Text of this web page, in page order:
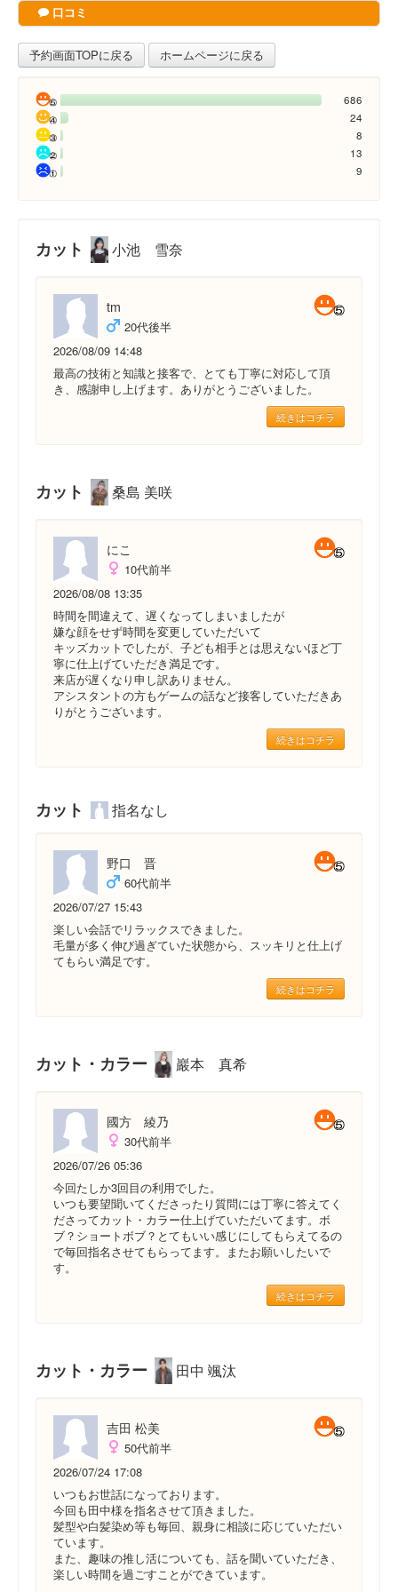
口コミ
予約画面TOPに戻る ホームページに戻る
686
24
8
13
9
カット 小池 雪奈
tm
20代後半
2026/08/09 14:48
最高の技術と知識と接客で、とても丁寧に対応して頂
き、感謝申し上げます。ありがとうございました。
続きはコチラ
カット 桑島 美咲
にこ
10代前半
2026/08/08 13:35
時間を間違えて、遅くなってしまいましたが
嫌な顔をせず時間を変更していただいて
キッズカットでしたが、子ども相手とは思えないほど丁
寧に仕上げていただき満足です。
来店が遅くなり申し訳ありません。
アシスタントの方もゲームの話など接客していただきあ
りがとうございます。
続きはコチラ
カット 指名なし
野口 晋
60代前半
2026/07/27 15:43
楽しい会話でリラックスできました。
毛量が多く伸び過ぎていた状態から、スッキリと仕上げ
てもらい満足です。
続きはコチラ
カット・カラー 巖本 真希
國方 綾乃
30代前半
2026/07/26 05:36
今回たしか3回目の利用でした。
いつも要望聞いてくださったり質問には丁寧に答えてく
ださってカット・カラー仕上げていただいてます。ボ
ブ？ショートボブ？とてもいい感じにしてもらえてるの
で毎回指名させてもらってます。またお願いしたいで
す。
続きはコチラ
カット・カラー 田中 颯汰
吉田 松美
50代前半
2026/07/24 17:08
いつもお世話になっております。
今回も田中様を指名させて頂きました。
髪型や白髪染め等も毎回、親身に相談に応じていただい
ています。
また、趣味の推し活についても、話を聞いていただき、
楽しい時間を過ごすことができています。